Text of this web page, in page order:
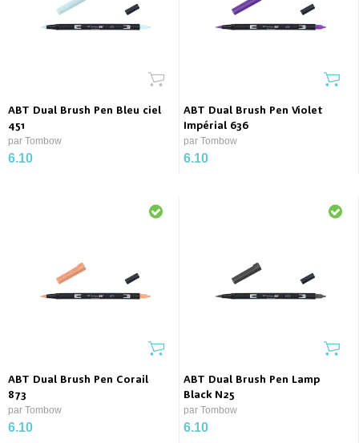
ABT Dual Brush Pen Bleu ciel
451
par Tombow
6.10
ABT Dual Brush Pen Violet
Impérial 636
par Tombow
6.10
ABT Dual Brush Pen Corail
873
par Tombow
6.10
ABT Dual Brush Pen Lamp
Black N25
par Tombow
6.10